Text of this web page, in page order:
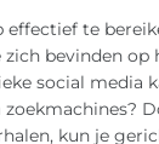
te
zich bevinden op
social media
zoekmachines?
kun je